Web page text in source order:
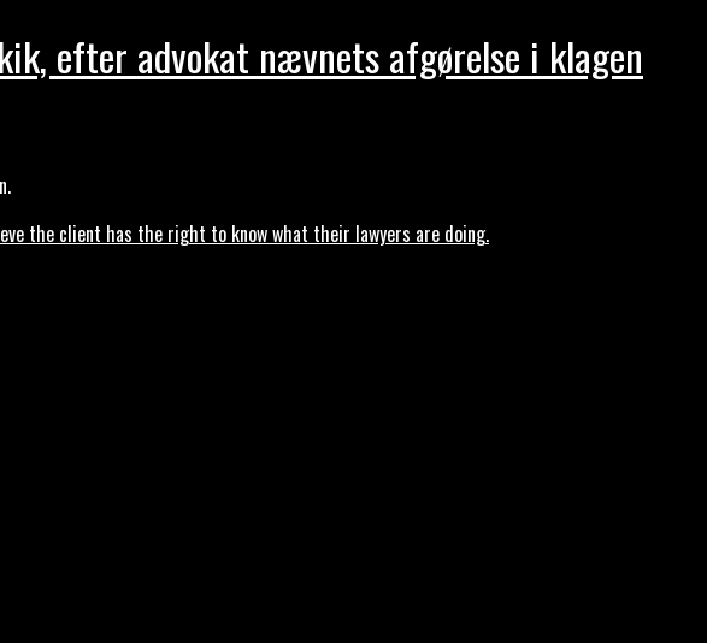
efter advokat nævnets afgørelse i klagen
the client has the right to know what their lawyers are doing.